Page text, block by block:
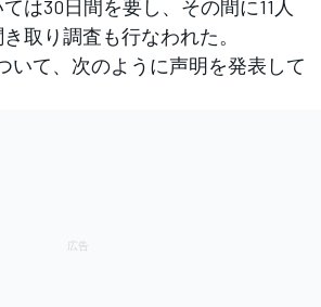
は30日間を要し、その間に11人
取り調査も行なわれた。
いて、次のように声明を発表して